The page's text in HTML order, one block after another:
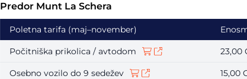
Predor Munt La Schera
Poletna tarifa (maj–november)
Počitniška prikolica / avtodom 23,00
Osebno vozilo do 9 sedežev 15,00